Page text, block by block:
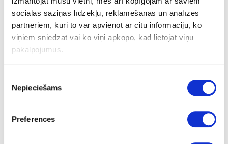
sociālās saziņas līdzekļu, reklamēšanas un analīzes
partneriem, kuri to var apvienot ar citu informāciju, ko
viņiem sniedzat vai ko viņi apkopo, kad lietojat viņu
pakalpojumus.
izvēle
Nepieciešams
Preferences
4
m